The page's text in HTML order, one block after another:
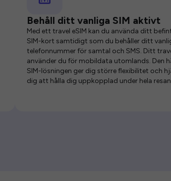
Behåll ditt vanliga SIM aktivt
Med ett travel eSIM kan du använda ditt
SIM-kort samtidigt som du behåller ditt
telefonnummer för samtal och SMS. Ditt
använder du för mobildata utomlands. Den
SIM-lösningen ger dig större flexibilitet och
dig att hålla dig uppkopplad under hela